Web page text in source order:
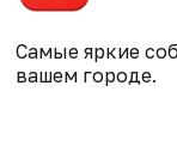
Самые яркие
вашем городе.